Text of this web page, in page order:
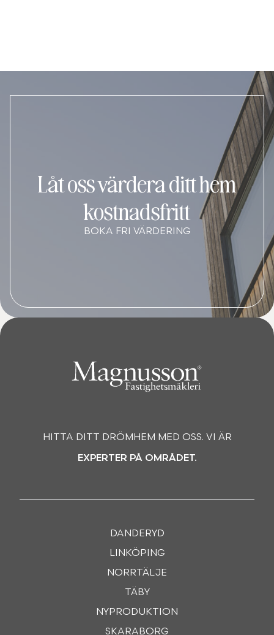
Låt oss värdera ditt hem
kostnadsfritt
BOKA FRI VÄRDERING
HITTA DITT DRÖMHEM MED OSS. VI ÄR
EXPERTER PÅ OMRÅDET.
DANDERYD
LINKÖPING
NORRTÄLJE
TÄBY
NYPRODUKTION
SKARABORG